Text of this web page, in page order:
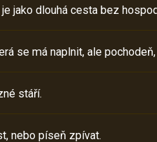
jako dlouhá cesta bez
se má naplnit, ale
stáří.
nebo píseň zpívat.